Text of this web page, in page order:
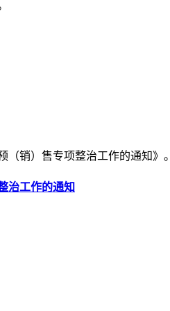
销）售专项整治工作的通知》。
治工作的通知